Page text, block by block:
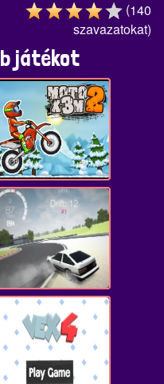
(140
szavazatokat)
játékot